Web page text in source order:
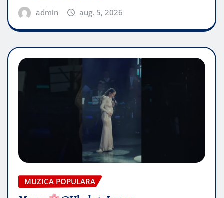
admin aug. 5, 2026
MUZICA POPULARA